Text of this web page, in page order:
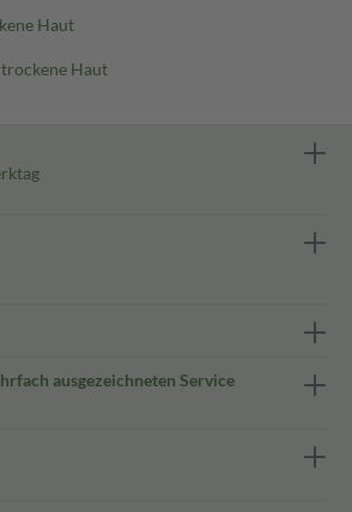
Haut
Haut
ausgezeichneten Service